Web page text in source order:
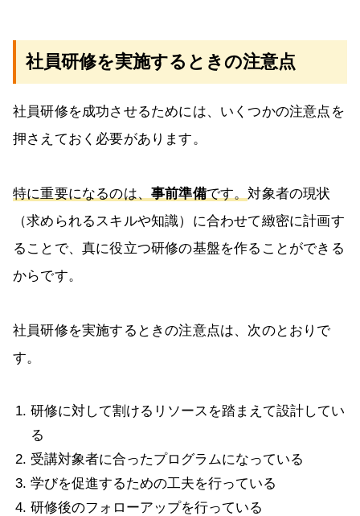
社員研修を実施するときの注意点
社員研修を成功させるためには、いくつかの注意点を
押さえておく必要があります。
特に重要になるのは、 事前準備です。対象者の現状
（求められるスキルや知識）に合わせて緻密に計画す
ることで、真に役立つ研修の基盤を作ることができる
からです。
社員研修を実施するときの注意点は、次のとおりで
す。
研修に対して割けるリソースを踏まえて設計してい
る
受講対象者に合ったプログラムになっている
学びを促進するための工夫を行っている
研修後のフォローアップを行っている